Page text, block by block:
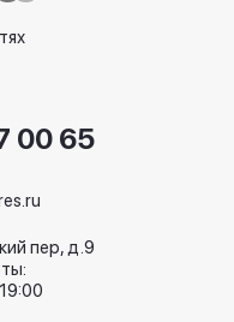
00 65
пер, д.9